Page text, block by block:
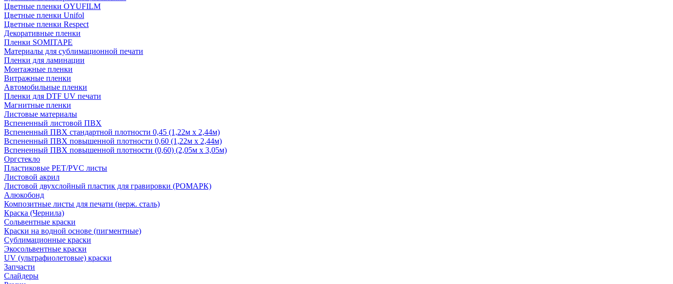
Цветные пленки OYUFILM
Цветные пленки Unifol
Цветные пленки Respect
Декоративные пленки
Пленки SOMITAPE
Материалы для сублимационной печати
Пленки для ламинации
Монтажные пленки
Витражные пленки
Автомобильные пленки
Пленки для DTF UV печати
Магнитные пленки
Листовые материалы
Вспененный листовой ПВХ
Вспененный ПВХ стандартной плотности 0,45 (1,22м х 2,44м)
Вспененный ПВХ повышенной плотности 0,60 (1,22м х 2,44м)
Вспененный ПВХ повышенной плотности (0,60) (2,05м х 3,05м)
Оргстекло
Пластиковые PET/PVC листы
Листовой акрил
Листовой двухслойный пластик для гравировки (РОМАРК)
Алюкобонд
Композитные листы для печати (нерж. сталь)
Краска (Чернила)
Сольвентные краски
Краски на водной основе (пигментные)
Сублимационные краски
Экосольвентные краски
UV (ультрафиолетовые) краски
Запчасти
Слайдеры